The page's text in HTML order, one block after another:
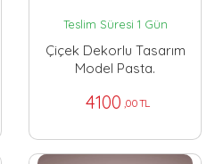
Teslim Süresi 1 Gün
Çiçek Dekorlu Tasarım
Model Pasta.
4100 ,00 TL